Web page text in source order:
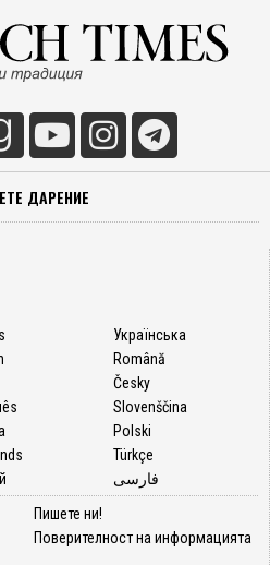
ДАРЕНИЕ
Українська
Română
Česky
Slovenščina
Polski
Türkçe
فارسی
Пишете ни!
Поверителност на информацията